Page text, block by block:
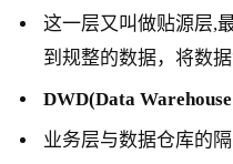
这一层又叫做贴源层,
到规整的数据，将数
DWD(Data
业务层与数据仓库的